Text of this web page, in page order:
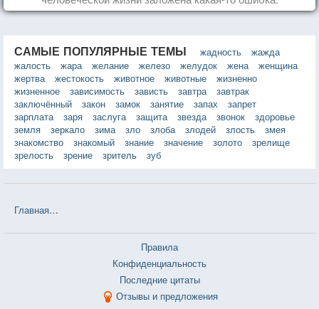
САМЫЕ ПОПУЛЯРНЫЕ ТЕМЫ жадность
жажда
жалость
жара желание железо желудок жена
женщина
жертва
жестокость животное животные
жизненно
жизненное
зависимость зависть завтра
завтрак
заключённый
закон замок занятие запах
запрет
зарплата
заря заслуга защита звезда звонок
здоровье
земля
зеркало зима зло злоба злодей злость
змея
знакомство
знакомый знание значение золото
зрелище
зрелость
зрение зритель зуб
Главная
Правила
Конфиденциальность
Последние цитаты
Отзывы и предложения